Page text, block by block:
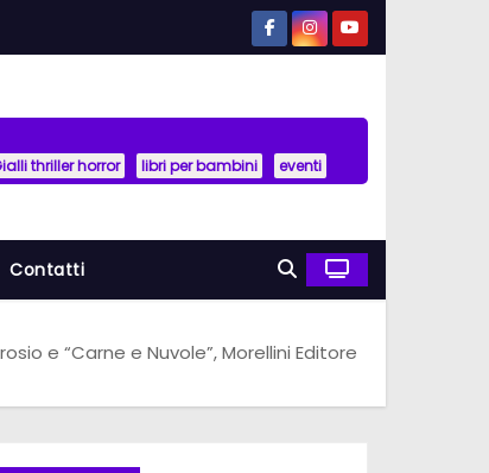
thriller horror libri per bambini eventi
Contatti
e “Carne e Nuvole”, Morellini Editore